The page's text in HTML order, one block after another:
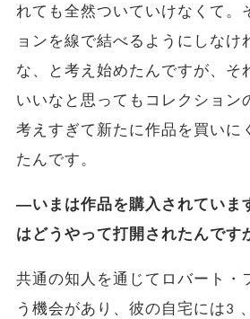
れても全然ついていけなくて。
ョンを線で結べるようにしなけ
な、と考え始めたんですが、そ
いいなと思ってもコレクション
考えすぎて新たに作品を買いに
たんです。
―いまは作品を購入されていま
はどうやって打開されたんです
共通の知人を通じてロバート・
う機会があり、彼の自宅には3